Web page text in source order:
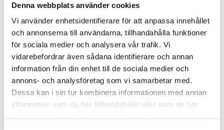
Denna webbplats använder cookies
Vi använder enhetsidentifierare för att anpassa innehållet
och annonserna till användarna, tillhandahålla funktioner
för sociala medier och analysera vår trafik. Vi
vidarebefordrar även sådana identifierare och annan
information från din enhet till de sociala medier och
annons- och analysföretag som vi samarbetar med.
Dessa kan i sin tur kombinera informationen med annan
information som du har tillhandahållit eller som de har
Postadresser
Regionkontor Karlstad